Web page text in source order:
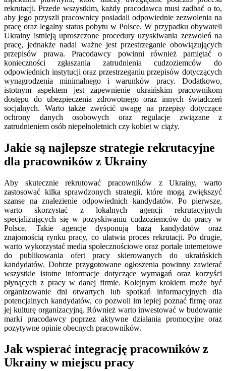
rekrutacji. Przede wszystkim, każdy pracodawca musi zadbać o to,
aby jego przyszli pracownicy posiadali odpowiednie zezwolenia na
pracę oraz legalny status pobytu w Polsce. W przypadku obywateli
Ukrainy istnieją uproszczone procedury uzyskiwania zezwoleń na
pracę, jednakże nadal ważne jest przestrzeganie obowiązujących
przepisów prawa. Pracodawcy powinni również pamiętać o
konieczności zgłaszania zatrudnienia cudzoziemców do
odpowiednich instytucji oraz przestrzeganiu przepisów dotyczących
wynagrodzenia minimalnego i warunków pracy. Dodatkowo,
istotnym aspektem jest zapewnienie ukraińskim pracownikom
dostępu do ubezpieczenia zdrowotnego oraz innych świadczeń
socjalnych. Warto także zwrócić uwagę na przepisy dotyczące
ochrony danych osobowych oraz regulacje związane z
zatrudnieniem osób niepełnoletnich czy kobiet w ciąży.
Jakie są najlepsze strategie rekrutacyjne
dla pracowników z Ukrainy
Aby skutecznie rekrutować pracowników z Ukrainy, warto
zastosować kilka sprawdzonych strategii, które mogą zwiększyć
szanse na znalezienie odpowiednich kandydatów. Po pierwsze,
warto skorzystać z lokalnych agencji rekrutacyjnych
specjalizujących się w pozyskiwaniu cudzoziemców do pracy w
Polsce. Takie agencje dysponują bazą kandydatów oraz
znajomością rynku pracy, co ułatwia proces rekrutacji. Po drugie,
warto wykorzystać media społecznościowe oraz portale internetowe
do publikowania ofert pracy skierowanych do ukraińskich
kandydatów. Dobrze przygotowane ogłoszenia powinny zawierać
wszystkie istotne informacje dotyczące wymagań oraz korzyści
płynących z pracy w danej firmie. Kolejnym krokiem może być
organizowanie dni otwartych lub spotkań informacyjnych dla
potencjalnych kandydatów, co pozwoli im lepiej poznać firmę oraz
jej kulturę organizacyjną. Również warto inwestować w budowanie
marki pracodawcy poprzez aktywne działania promocyjne oraz
pozytywne opinie obecnych pracowników.
Jak wspierać integrację pracowników z
Ukrainy w miejscu pracy